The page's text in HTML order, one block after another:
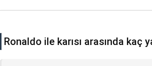
Ronaldo ile karısı arasında kaç